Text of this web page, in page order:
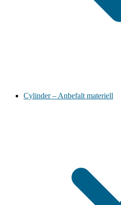
Cylinder – Anbefalt materiell